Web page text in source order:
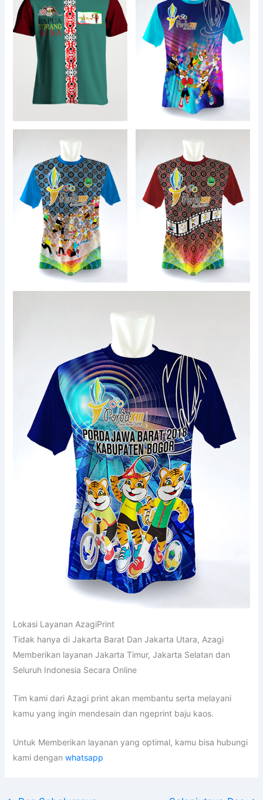
Lokasi Layanan AzagiPrint
Tidak hanya di Jakarta Barat Dan Jakarta Utara, Azagi
Memberikan layanan Jakarta Timur, Jakarta Selatan dan
Seluruh Indonesia Secara Online
Tim kami dari Azagi print akan membantu serta melayani
kamu yang ingin mendesain dan ngeprint baju kaos.
Untuk Memberikan layanan yang optimal, kamu bisa hubungi
kami dengan whatsapp